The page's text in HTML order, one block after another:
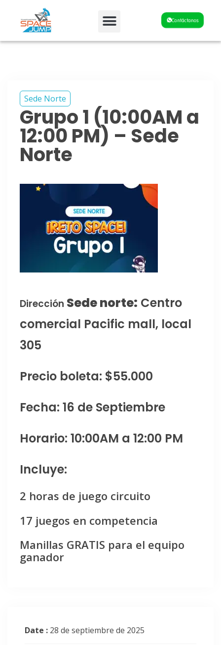
Contáctanos
Sede Norte
Grupo 1 (10:00AM a
12:00 PM) – Sede
Norte
Dirección Sede norte: Centro
comercial Pacific mall, local
305
Precio boleta: $55.000
Fecha: 16 de Septiembre
Horario: 10:00AM a 12:00 PM
Incluye:
2 horas de juego circuito
17 juegos en competencia
Manillas GRATIS para el equipo
ganador
Date : 28 de septiembre de 2025